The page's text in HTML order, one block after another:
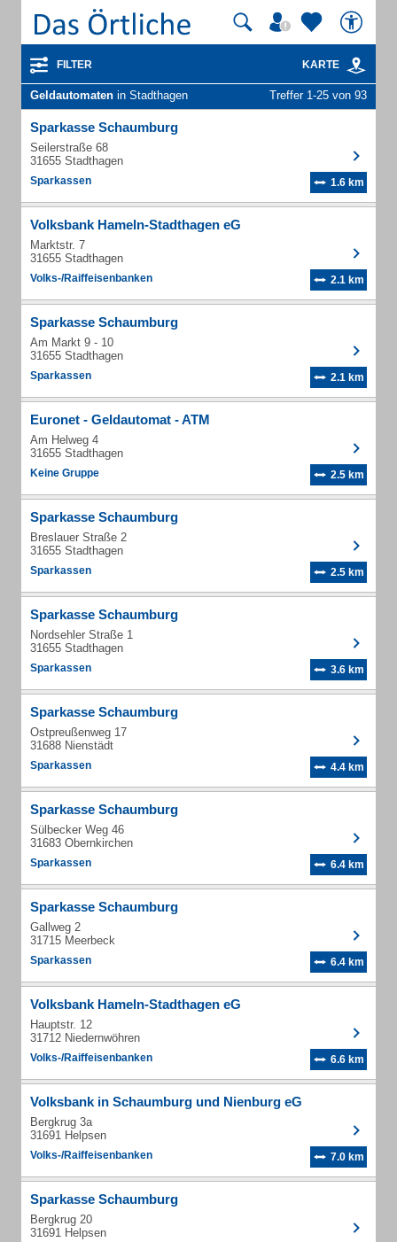
FILTER KARTE
Geldautomaten in Stadthagen Treffer 1-25 von 93
Sparkasse Schaumburg
Seilerstraße 68
31655 Stadthagen
Sparkassen 1.6 km
Volksbank Hameln-Stadthagen eG
Marktstr. 7
31655 Stadthagen
Volks-/Raiffeisenbanken 2.1 km
Sparkasse Schaumburg
Am Markt 9 - 10
31655 Stadthagen
Sparkassen 2.1 km
Euronet - Geldautomat - ATM
Am Helweg 4
31655 Stadthagen
Keine Gruppe 2.5 km
Sparkasse Schaumburg
Breslauer Straße 2
31655 Stadthagen
Sparkassen 2.5 km
Sparkasse Schaumburg
Nordsehler Straße 1
31655 Stadthagen
Sparkassen 3.6 km
Sparkasse Schaumburg
Ostpreußenweg 17
31688 Nienstädt
Sparkassen 4.4 km
Sparkasse Schaumburg
Sülbecker Weg 46
31683 Obernkirchen
Sparkassen 6.4 km
Sparkasse Schaumburg
Gallweg 2
31715 Meerbeck
Sparkassen 6.4 km
Volksbank Hameln-Stadthagen eG
Hauptstr. 12
31712 Niedernwöhren
Volks-/Raiffeisenbanken 6.6 km
Volksbank in Schaumburg und Nienburg eG
Bergkrug 3a
31691 Helpsen
Volks-/Raiffeisenbanken 7.0 km
Sparkasse Schaumburg
Bergkrug 20
31691 Helpsen